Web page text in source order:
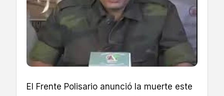
El Frente Polisario anunció la muerte este